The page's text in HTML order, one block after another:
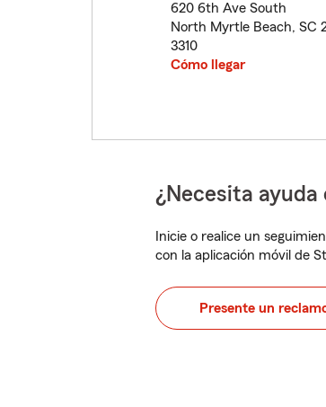
620 6th Ave South
North Myrtle Beach, SC
3310
Cómo llegar
¿Necesita ayuda
Inicie o realice un
con la aplicación móvil de
Presente un